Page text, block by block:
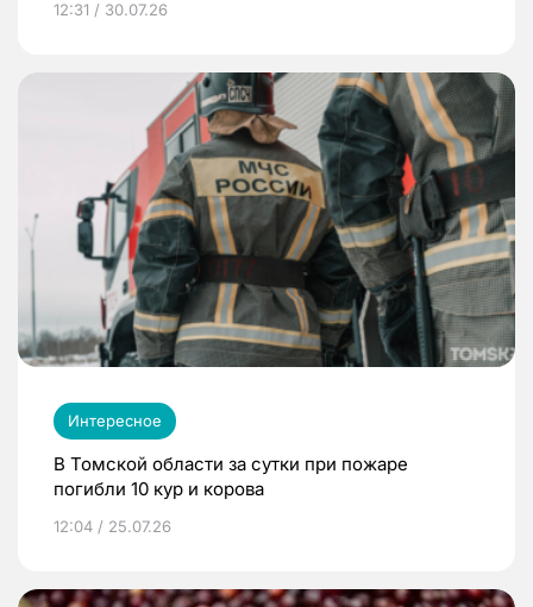
12:31 / 30.07.26
Интересное
В Томской области за сутки при пожаре
погибли 10 кур и корова
12:04 / 25.07.26